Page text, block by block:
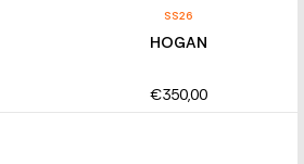
SS26
HOGAN
€350,00